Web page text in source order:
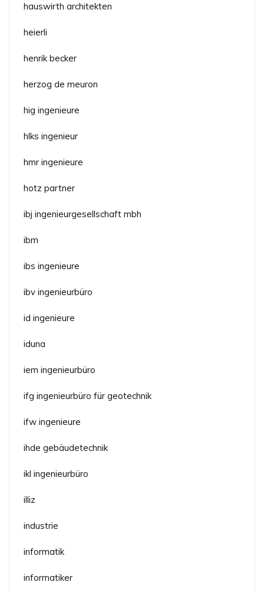
hauswirth architekten
heierli
henrik becker
herzog de meuron
hig ingenieure
hlks ingenieur
hmr ingenieure
hotz partner
ibj ingenieurgesellschaft mbh
ibm
ibs ingenieure
ibv ingenieurbüro
id ingenieure
iduna
iem ingenieurbüro
ifg ingenieurbüro für geotechnik
ifw ingenieure
ihde gebäudetechnik
ikl ingenieurbüro
illiz
industrie
informatik
informatiker